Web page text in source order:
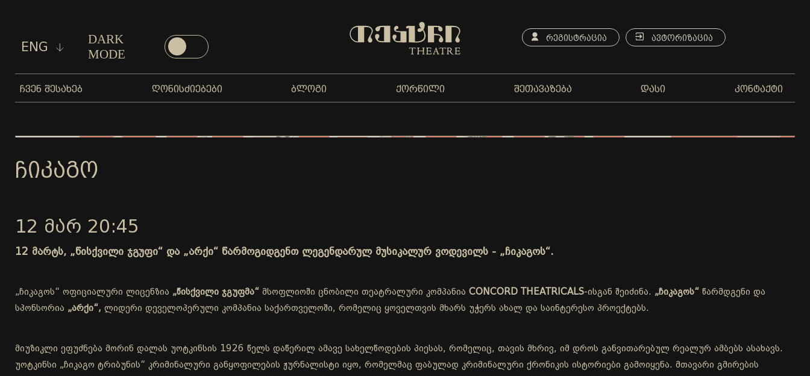
ENG
DARK
MODE
ᲠᲔᲒᲘᲡᲢᲠᲐᲪᲘᲐ ᲐᲕᲢᲝᲠᲘᲖᲐᲪᲘᲐ
ᲩᲕᲔᲜ ᲨᲔᲡᲐᲮᲔᲑ ᲦᲝᲜᲘᲡᲫᲘᲔᲑᲔᲑᲘ ᲑᲚᲝᲒᲘ ᲥᲝᲠᲬᲘᲚᲘ ᲨᲔᲗᲐᲕᲐᲖᲔᲑᲐ ᲓᲐᲡᲘ ᲙᲝᲜᲢᲐᲥᲢᲘ
ᲩᲘᲙᲐᲒᲝ
12 ᲛᲐᲠ 20:45
12 მარტს, „წისქვილი ჯგუფი“ და „არქი“ წარმოგიდგენთ ლეგენდარულ მუსიკალურ ვოდევილს - „ჩიკაგოს“.
„ჩიკაგოს“ ოფიციალური ლიცენზია „წისქვილი ჯგუფმა“ მსოფლიოში ცნობილი თეატრალური კომპანია CONCORD THEATRICALS-ისგან შეიძინა. „ჩიკაგოს“ წარმდგენი და
სპონსორია „არქი“, ლიდერი დეველოპერული კომპანია საქართველოში, რომელიც ყოველთვის მხარს უჭერს ახალ და საინტერესო პროექტებს.
მიუზიკლი ეფუძნება მორინ დალას უოტკინსის 1926 წელს დაწერილ ამავე სახელწოდების პიესას, რომელიც, თავის მხრივ, იმ დროს განვითარებულ რეალურ ამბებს ასახავს.
უოტკინსი „ჩიკაგო ტრიბუნის“ კრიმინალური განყოფილების ჟურნალისტი იყო, რომელმაც ფაბულად კრიმინალური ქრონიკის ისტორიები გამოიყენა. მთავარი გმირების